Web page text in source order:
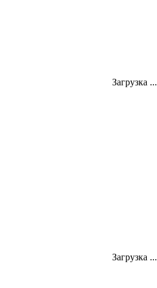
Загрузка ...
Загрузка ...